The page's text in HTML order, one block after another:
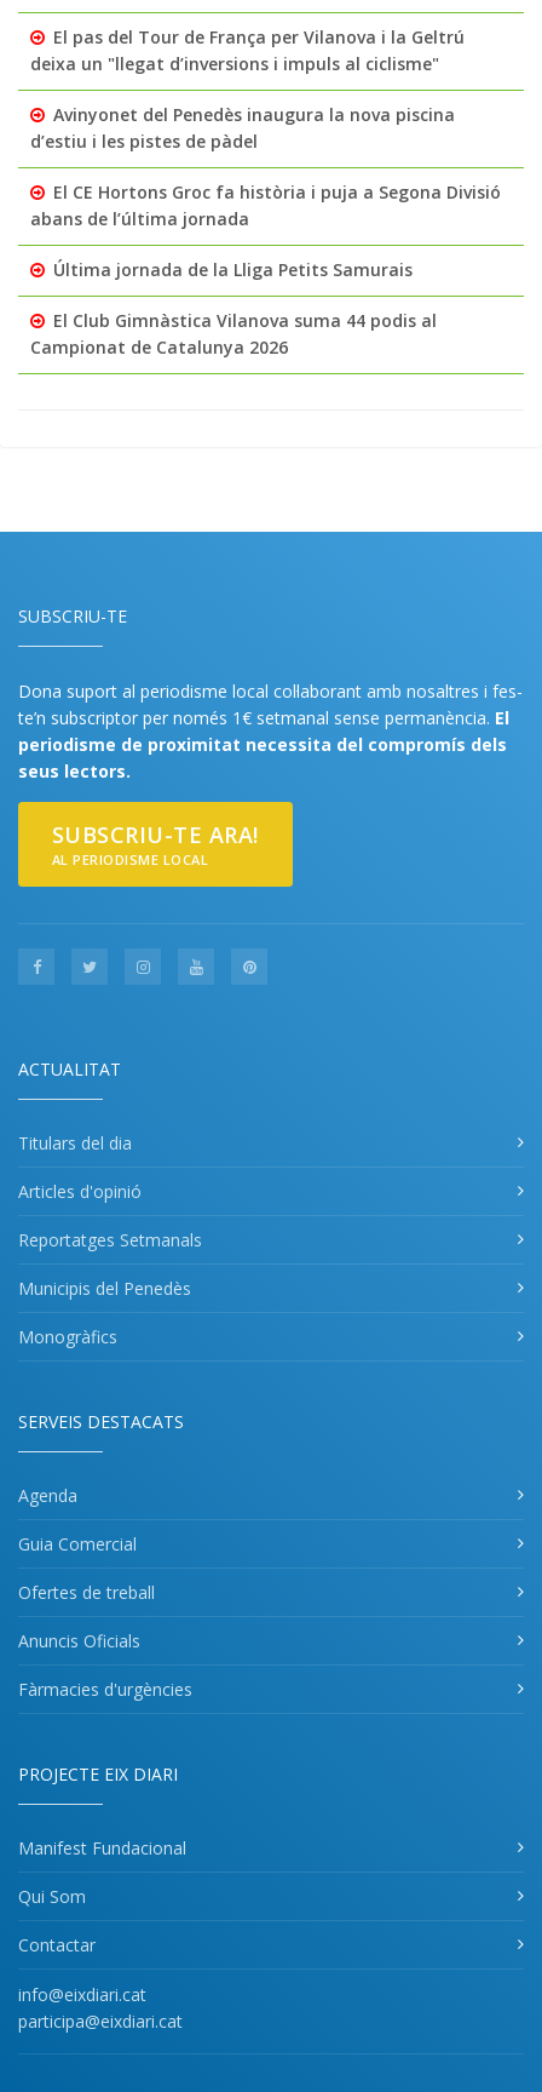
El pas del Tour de França per Vilanova i la Geltrú
deixa un "llegat d’inversions i impuls al ciclisme"
Avinyonet del Penedès inaugura la nova piscina
d’estiu i les pistes de pàdel
El CE Hortons Groc fa història i puja a Segona Divisió
abans de l’última jornada
Última jornada de la Lliga Petits Samurais
El Club Gimnàstica Vilanova suma 44 podis al
Campionat de Catalunya 2026
SUBSCRIU-TE
Dona suport al periodisme local col·laborant amb nosaltres i fes-
te’n subscriptor per només 1€ setmanal sense permanència. El
periodisme de proximitat necessita del compromís dels
seus lectors.
SUBSCRIU-TE ARA!
AL PERIODISME LOCAL
ACTUALITAT
Titulars del dia
Articles d'opinió
Reportatges Setmanals
Municipis del Penedès
Monogràfics
SERVEIS DESTACATS
Agenda
Guia Comercial
Ofertes de treball
Anuncis Oficials
Fàrmacies d'urgències
PROJECTE EIX DIARI
Manifest Fundacional
Qui Som
Contactar
info@eixdiari.cat
participa@eixdiari.cat